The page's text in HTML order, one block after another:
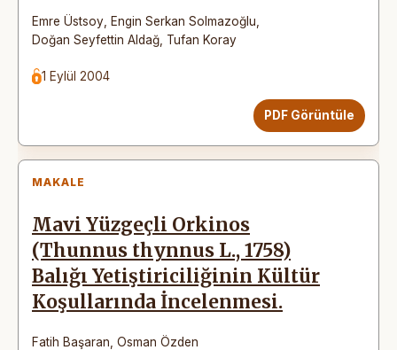
Emre Üstsoy Engin Serkan Solmazoğlu
Doğan Seyfettin Aldağ Tufan Koray
1 Eylül 2004
PDF Görüntüle
MAKALE
Mavi Yüzgeçli Orkinos
(Thunnus thynnus L., 1758)
Balığı Yetiştiriciliğinin Kültür
Koşullarında İncelenmesi.
Fatih Başaran Osman Özden